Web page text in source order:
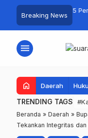
Breaking News
Lewat Kerja Sama
5
menu
home Daerah
TRENDING TAGS
Beranda » Daerah »
Tekankan Integritas